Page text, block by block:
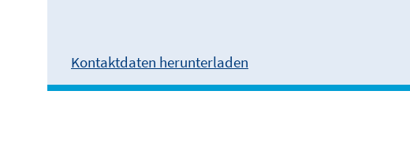
Kontaktdaten herunterladen